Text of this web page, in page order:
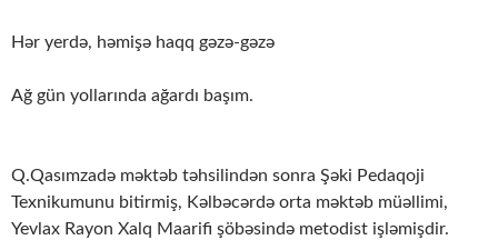
Hər yerdə, həmişə haqq gəzə-gəzə
Ağ gün yollarında ağardı başım.
Q.Qasımzadə məktəb təhsilindən sonra Şəki Pedaqoji
Texnikumunu bitirmiş, Kəlbəcərdə orta məktəb müəllimi,
Yevlax Rayon Xalq Maarifi şöbəsində metodist işləmişdir.